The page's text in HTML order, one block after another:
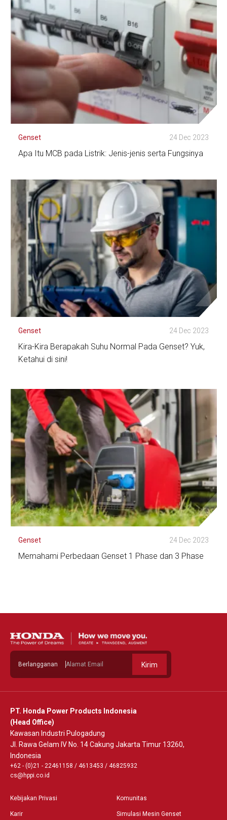
Genset 24 Dec 2023
Apa Itu MCB pada Listrik: Jenis-jenis serta Fungsinya
Lihat Detail
Genset 24 Dec 2023
Kira-Kira Berapakah Suhu Normal Pada Genset? Yuk,
Ketahui di sini!
Lihat Detail
Genset 24 Dec 2023
Memahami Perbedaan Genset 1 Phase dan 3 Phase
Berlangganan Kirim
PT. Honda Power Products Indonesia
(Head Office)
Kawasan Industri Pulogadung
Jl. Rawa Gelam IV No. 14 Cakung Jakarta Timur 13260,
Indonesia
+62 - (0)21 - 22461158 / 4613453 / 46825932
cs@hppi.co.id
Kebijakan Privasi Komunitas
Karir Simulasi Mesin Genset